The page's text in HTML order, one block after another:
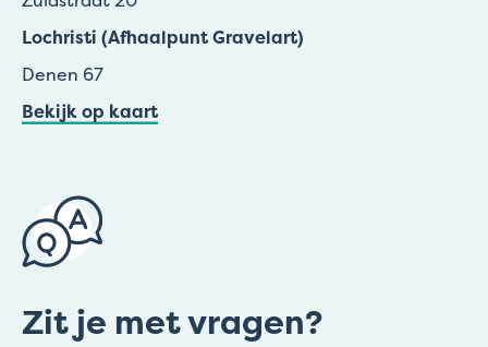
Lochristi (Afhaalpunt Gravelart)
Denen 67
Bekijk op kaart
Zit je met vragen?